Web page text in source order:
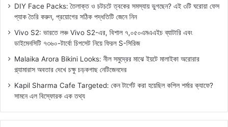
DIY Face Packs: তৈলাক্ত ও চটচটে ত্বকের সমস্যায় ভুগছেন? এই ৩টি ঘরোয়া ফেস
প্যাক তৈরি করুন, প্রয়োগের সঠিক পদ্ধতিটি জেনে নিন
Vivo S2: ভারতে লঞ্চ Vivo S2-এর, বিশাল ৭,০৫০এমএএইচ ব্যাটারি এবং
ডাইমেনসিটি ৭৩৬০-টার্বো চিপসেট নিয়ে ফিরল S-সিরিজ
Malaika Arora Bikini Looks: নীল সমুদ্রের মাঝে ইয়টে মালাইকা অরোরার
গ্ল্যামারাস অবতার দেখে চক্ষু চড়কগাছ নেটিজেনদের
Kapil Sharma Cafe Targeted: কেন টার্গেট করা হয়েছিল কপিল শর্মার ক্যাফে?
সামনে এল বিস্ফোরক এক তথ্য